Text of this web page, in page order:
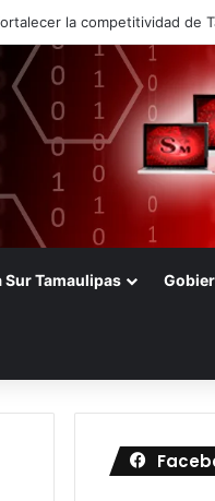
a vehículos foráneos
Sur Tamaulipas